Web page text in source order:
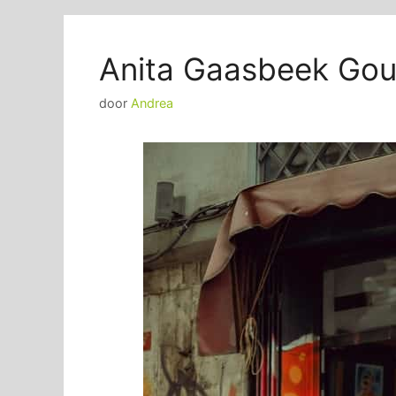
Anita Gaasbeek
door Andrea